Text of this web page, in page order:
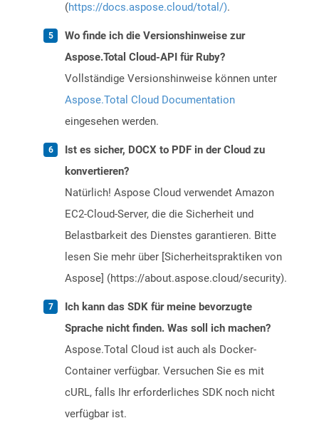
(https://docs.aspose.cloud/total/).
Wo finde ich die Versionshinweise zur
Aspose.Total Cloud-API für Ruby?
Vollständige Versionshinweise können unter
Aspose.Total Cloud Documentation
eingesehen werden.
Ist es sicher, DOCX to PDF in der Cloud zu
konvertieren?
Natürlich! Aspose Cloud verwendet Amazon
EC2-Cloud-Server, die die Sicherheit und
Belastbarkeit des Dienstes garantieren. Bitte
lesen Sie mehr über [Sicherheitspraktiken von
Aspose] (https://about.aspose.cloud/security).
Ich kann das SDK für meine bevorzugte
Sprache nicht finden. Was soll ich machen?
Aspose.Total Cloud ist auch als Docker-
Container verfügbar. Versuchen Sie es mit
cURL, falls Ihr erforderliches SDK noch nicht
verfügbar ist.